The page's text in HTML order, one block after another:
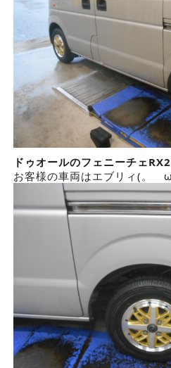
ドゥオールのフェニーチェ
お客様の車両はエブリィ(。ゝ